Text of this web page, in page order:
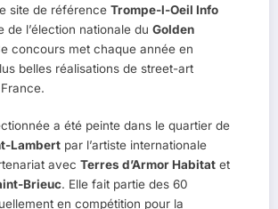
site de référence Trompe-l-Oeil Info
de l’élection nationale du Golden
concours met chaque année en
belles réalisations de street-art
a été peinte dans le quartier de
Lambert par l’artiste internationale
avec Terres d’Armor Habitat et
Brieuc. Elle fait partie des 60
en compétition pour la